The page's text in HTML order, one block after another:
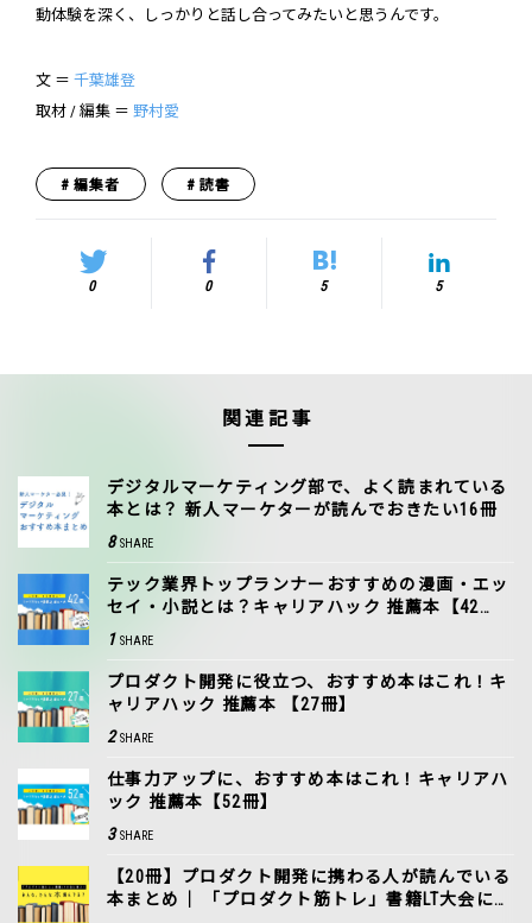
動体験を深く、しっかりと話し合ってみたいと思うんです。
文 ＝ 千葉雄登
取材 / 編集 ＝ 野村愛
編集者 読書
0 0 5 5
関連記事
デジタルマーケティング部で、よく読まれている
本とは？ 新人マーケターが読んでおきたい16冊
8 SHARE
テック業界トップランナーおすすめの漫画・エッ
セイ・小説とは？キャリアハック 推薦本【42
冊】
1 SHARE
プロダクト開発に役立つ、おすすめ本はこれ！キ
ャリアハック 推薦本 【27冊】
2 SHARE
仕事力アップに、おすすめ本はこれ！キャリアハ
ック 推薦本【52冊】
3 SHARE
【20冊】プロダクト開発に携わる人が読んでいる
本まとめ｜ 「プロダクト筋トレ」書籍LT大会に潜